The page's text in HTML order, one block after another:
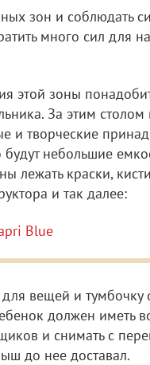
зон и соблюдать
много сил для
этой зоны
За этим
и творческие
небольшие
краски,
и так далее:
Blue
вещей и
должен иметь
и снимать с
до нее доставал.